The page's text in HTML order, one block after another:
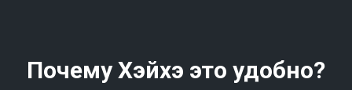
Почему Хэйхэ это удобно?